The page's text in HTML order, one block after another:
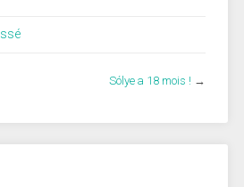
Sólye a 18 mois ! →